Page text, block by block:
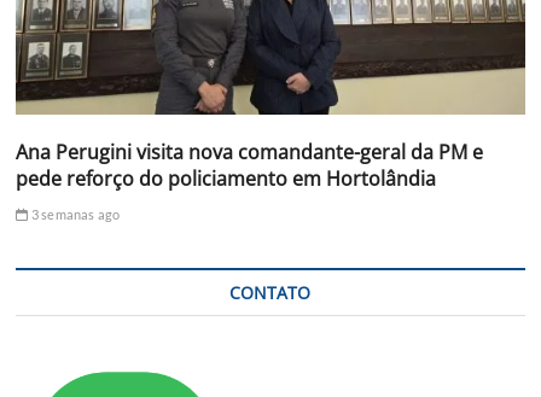
Ana Perugini visita nova comandante-geral da PM e
pede reforço do policiamento em Hortolândia
3 semanas ago
CONTATO